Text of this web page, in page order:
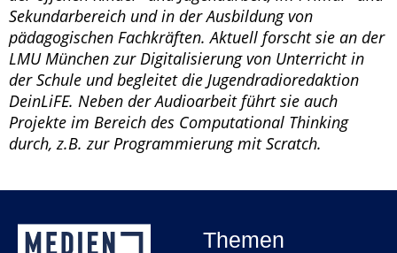
Sekundarbereich und in der Ausbildung von
pädagogischen Fachkräften. Aktuell forscht sie an der
LMU München zur Digitalisierung von Unterricht in
der Schule und begleitet die Jugendradioredaktion
DeinLiFE. Neben der Audioarbeit führt sie auch
Projekte im Bereich des Computational Thinking
durch, z.B. zur Programmierung mit Scratch.
Themen